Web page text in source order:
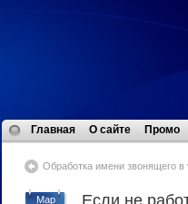
Главная О сайте Промо
Обработка имени звонящего в
Мар Если не